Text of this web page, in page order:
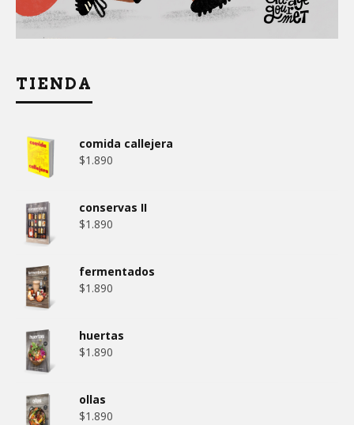
TIENDA
comida callejera
$1.890
conservas II
$1.890
fermentados
$1.890
huertas
$1.890
ollas
$1.890